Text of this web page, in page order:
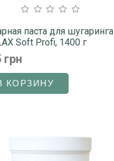
паста для шугаринга
Soft Profi, 1400 г
грн